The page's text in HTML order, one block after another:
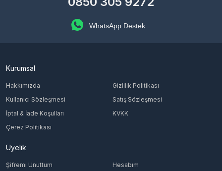
Neden Epindigital'den LoL RP TR
Almalısınız?
EU West ve NA kategorilerimizi inceleyebilirsiniz.
WhatsApp Destek
Kurumsal
Hakkımızda
Gizlilik Politikası
Kullanıcı Sözleşmesi
Satış Sözleşmesi
İptal & İade Koşulları
KVKK
Çerez Politikası
Üyelik
Şifremi Unuttum
Hesabım